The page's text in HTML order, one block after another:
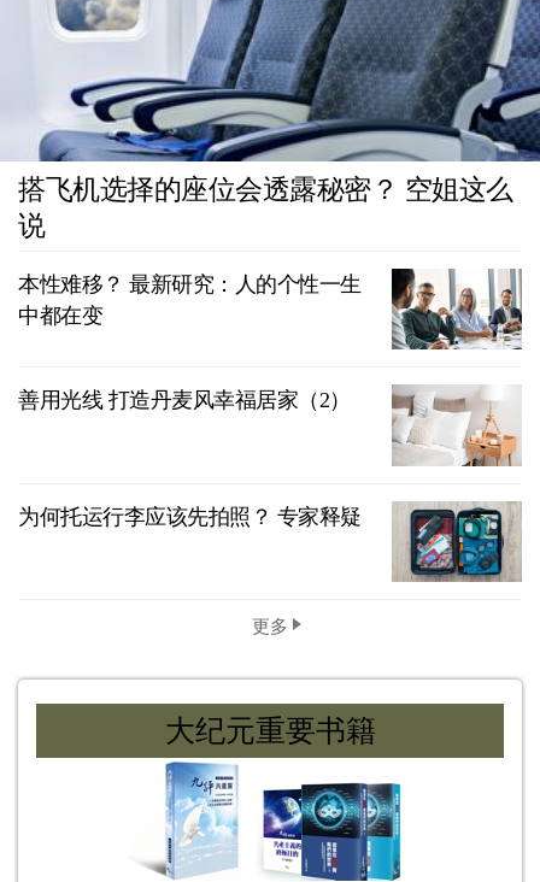
搭飞机选择的座位会透露秘密？ 空姐这么
说
本性难移？ 最新研究：人的个性一生
中都在变
善用光线 打造丹麦风幸福居家（2）
为何托运行李应该先拍照？ 专家释疑
更多
大纪元重要书籍